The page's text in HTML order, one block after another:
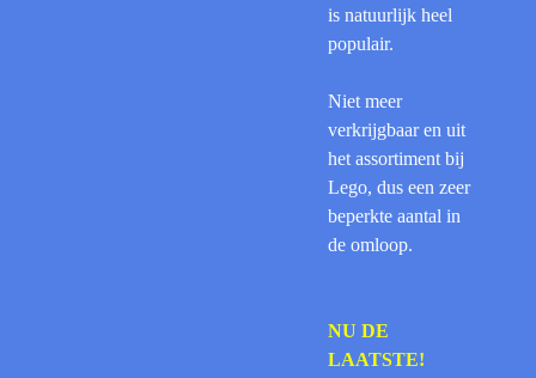
is natuurlijk heel
populair.
Niet meer
verkrijgbaar en uit
het assortiment bij
Lego, dus een zeer
beperkte aantal in
de omloop.
NU DE
LAATSTE!